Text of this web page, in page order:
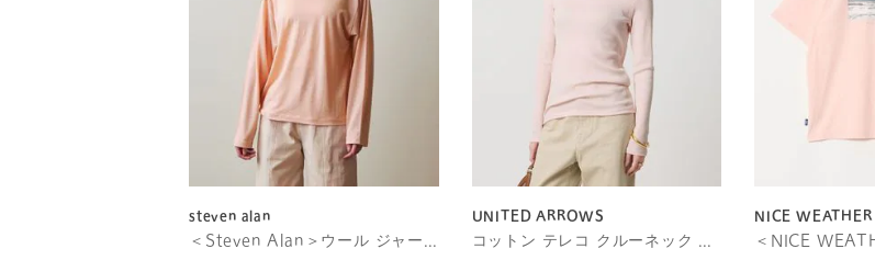
steven alan
＜Steven Alan＞ウール ジャージー ロングスリーブ Tシャツ
UNITED ARROWS
コットン テレコ クルーネック カットソー
NICE WEATHER